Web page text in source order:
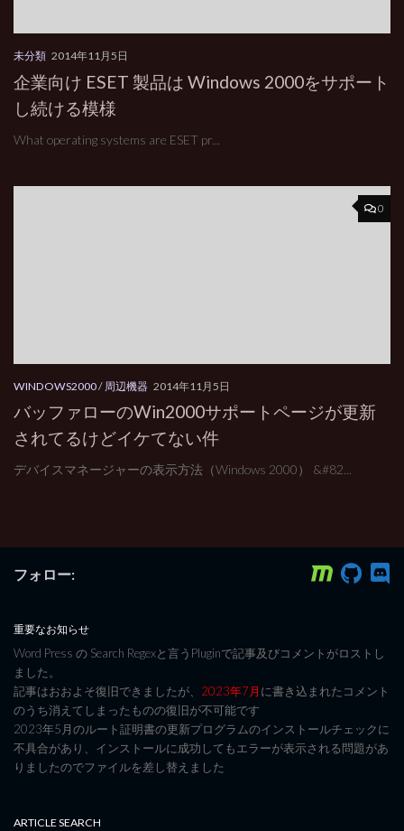
未分類 2014年11月5日
企業向け ESET 製品は Windows 2000をサポート
し続ける模様
What operating systems are ESET pr...
0
WINDOWS2000/ 周辺機器 2014年11月5日
バッファローのWin2000サポートページが更新
されてるけどイケてない件
デバイスマネージャーの表示方法（Windows 2000） &#82...
フォロー:
重要なお知らせ
Word Press の Search Regexと言うPluginで記事及びコメントがロストし
ました。
記事はおおよそ復旧できましたが、 2023年7月に書き込まれたコメント
のうち消えてしまったものの復旧が不可能です
2023年5月のルート証明書の更新プログラムのインストールチェックに
不具合があり、インストールに成功してもエラーが表示される問題があ
りましたのでファイルを差し替えました
ARTICLE SEARCH